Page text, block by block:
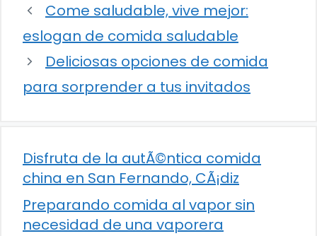
Come saludable, vive mejor:
eslogan de comida saludable
Deliciosas opciones de comida
para sorprender a tus invitados
Disfruta de la autÃ©ntica comida
china en San Fernando, CÃ¡diz
Preparando comida al vapor sin
necesidad de una vaporera